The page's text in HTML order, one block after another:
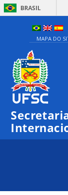
BRASIL
MAPA DO